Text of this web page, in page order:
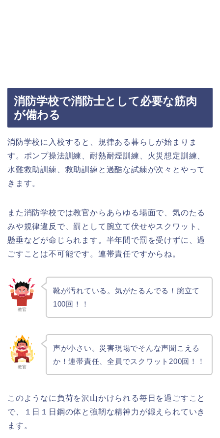
消防学校で消防士として必要な筋肉
が備わる
消防学校に入校すると、規律ある暮らしが始まりま
す。ポンプ操法訓練、耐熱耐煙訓練、火災想定訓練、
水難救助訓練、救助訓練と過酷な試練が次々とやって
きます。
また消防学校では教官からあらゆる場面で、気のたる
みや規律違反で、罰として腕立て伏せやスクワット、
懸垂などが命じられます。半年間で罰を受けずに、過
ごすことは不可能です。連帯責任ですからね。
教官
靴が汚れている。気がたるんでる！腕立て
100回！！
教官
声が小さい。災害現場でそんな声聞こえる
か！連帯責任、全員でスクワット200回！！
このようなに負荷を沢山かけられる毎日を過ごすこと
で、１日１日鋼の体と強靭な精神力が鍛えられていき
ます。